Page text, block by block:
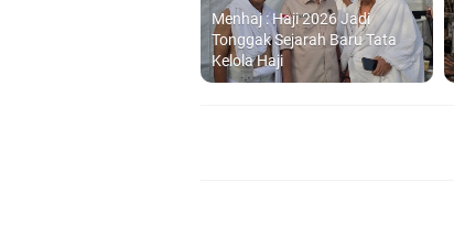
Menhaj : Haji 2026 Jadi
Tonggak Sejarah Baru Tata
Kelola Haji